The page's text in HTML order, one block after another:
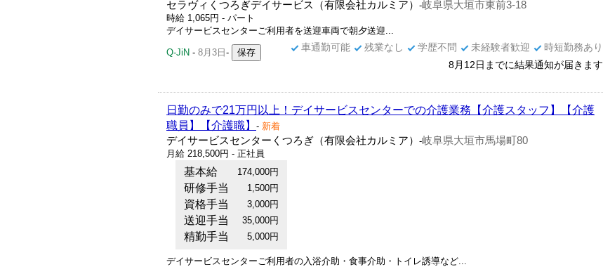
セラヴィくつろぎデイサービス（有限会社カルミア） -岐阜県大垣市東前3-18
時給 1,065円 - パート
デイサービスセンターご利用者を送迎車両で朝夕送迎...
Q-JiN - 8月3日 - 車通勤可能 残業なし 学歴不問 未経験者歓迎
時短勤務あり
8月12日までに結果通知が届きます
日勤のみで21万円以上！デイサービスセンターでの介護業務【介護スタッフ】【介護
職員】【介護職】 - 新着
デイサービスセンターくつろぎ（有限会社カルミア） -岐阜県大垣市馬場町80
月給 218,500円 - 正社員
基本給 174,000円
研修手当 1,500円
資格手当 3,000円
送迎手当 35,000円
精勤手当 5,000円
デイサービスセンターご利用者の入浴介助・食事介助・トイレ誘導など...